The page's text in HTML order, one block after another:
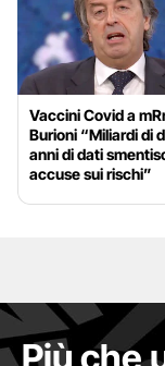
Vaccini Covid a
Burioni “Miliardi di
anni di dati
accuse sui rischi”